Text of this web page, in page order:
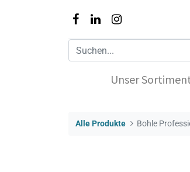
Unser
Alle Produkte Bohle